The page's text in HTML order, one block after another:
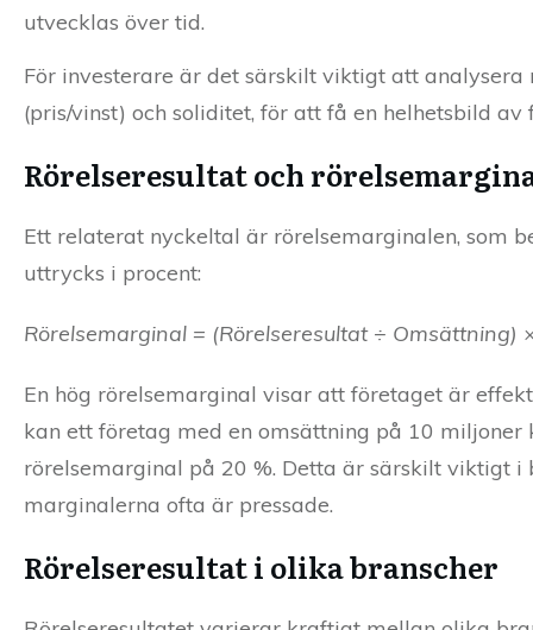
utvecklas över tid.
För investerare är det särskilt viktigt att
(pris/vinst) och soliditet, för att få en helhetsbild
Rörelseresultat och
Ett relaterat nyckeltal är rörelsemarginalen, som
uttrycks i procent:
Rörelsemarginal = (Rörelseresultat ÷ Omsättning)
En hög rörelsemarginal visar att företaget är
kan ett företag med en omsättning på 10
rörelsemarginal på 20 %. Detta är särskilt viktigt i
marginalerna ofta är pressade.
Rörelseresultat i olika branscher